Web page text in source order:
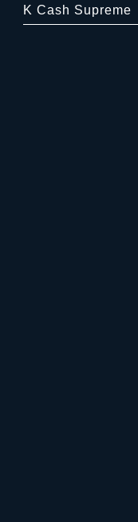
K Cash Supreme